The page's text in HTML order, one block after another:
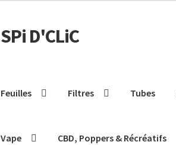
SPi D'CLiC
Feuilles Filtres Tubes
Vape CBD, Poppers & Récréatifs